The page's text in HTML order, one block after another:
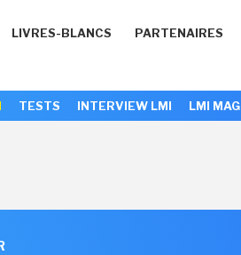
LIVRES-BLANCS PARTENAIRES
TESTS INTERVIEW LMI LMI MAG